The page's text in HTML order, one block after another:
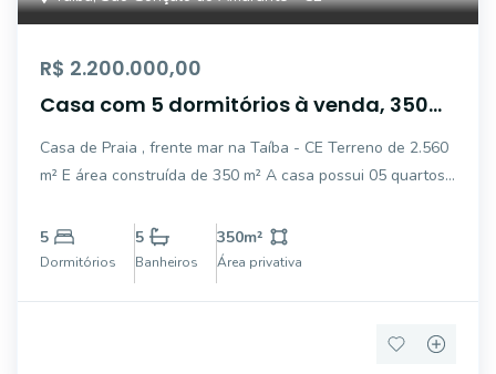
R$ 2.200.000,00
Casa com 5 dormitórios à venda, 350
Amarante/CE
Casa de Praia , frente mar na Taíba - CE Terreno de 2.560
m² E área construída de 350 m² A casa possui 05 quartos,
casa de caseiro com 02 quartos e 01 banheiro. Na casa,
todos os quartos
5
Dormitórios
5
Banheiros
350m²
Área privativa